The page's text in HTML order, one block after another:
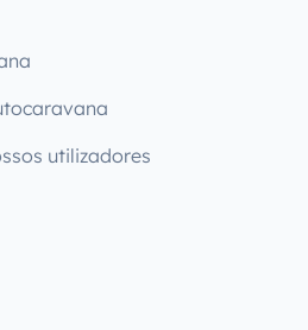
utilizadores